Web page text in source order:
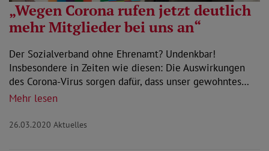
„Wegen Corona rufen jetzt deutlich
mehr Mitglieder bei uns an“
Der Sozialverband ohne Ehrenamt? Undenkbar!
Insbesondere in Zeiten wie diesen: Die Auswirkungen
des Corona-Virus sorgen dafür, dass unser gewohntes…
Mehr lesen
26.03.2020 Aktuelles